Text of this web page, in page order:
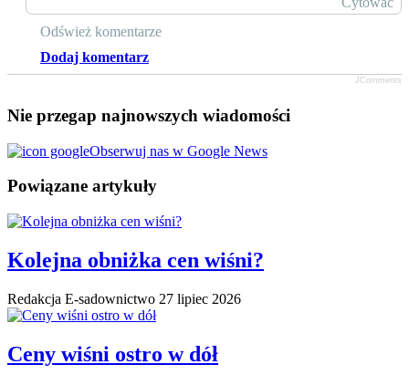
Odśwież komentarze
Dodaj komentarz
JComments
Nie przegap najnowszych wiadomości
Obserwuj nas w Google News
Powiązane artykuły
Kolejna obniżka cen wiśni?
Redakcja E-sadownictwo 27 lipiec 2026
Ceny wiśni ostro w dół